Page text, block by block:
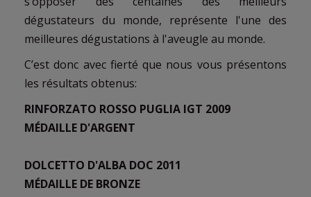
dégustateurs du monde, représente l'une des
meilleures dégustations à l'aveugle au monde.
C’est donc avec fierté que nous vous présentons
les résultats obtenus:
RINFORZATO ROSSO PUGLIA IGT 2009
MÉDAILLE D'ARGENT
DOLCETTO D'ALBA DOC 2011
MÉDAILLE DE BRONZE